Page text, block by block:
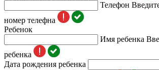
Телефон
номер телефна
Ребенок
Имя ребенка
ребенка
Дата рождения ребенка